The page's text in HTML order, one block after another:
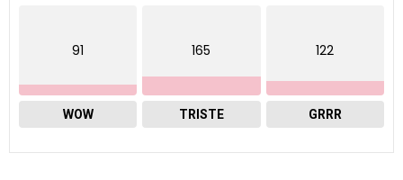
91
WOW
165
TRISTE
122
GRRR